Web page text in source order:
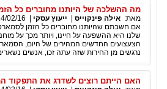
מה ההשלכה של היותנו מחוברים כל
מאת: אילה פינקוייס ייעוץ עסקי 02/16
אם חשבתם שהיותנו מחוברים כל הזמן
שלנו היא ההשפעה על חיינו, ויותר מכך על
הצעצועים החדשים המהירים של היום,
נרגשים מן החירות שזה עתה זכו, אנשים נשארים מחוברים 24/7 ,
האם הייתם רוצים לשדרג את התפקוד